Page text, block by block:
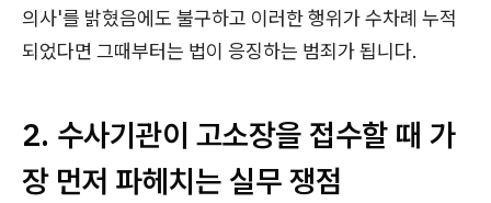
의사'를 밝혔음에도 불구하고 이러한 행위가 수차례 누적
되었다면 그때부터는 법이 응징하는 범죄가 됩니다.
2. 수사기관이 고소장을 접수할 때 가
장 먼저 파헤치는 실무 쟁점